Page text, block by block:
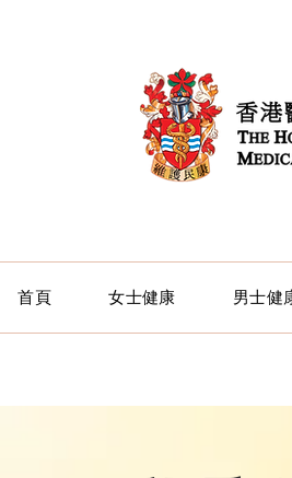
首頁 女士健康 男士健